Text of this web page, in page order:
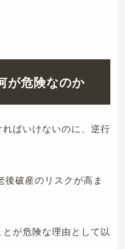
が危険なのか
ばいけないのに、逆行
破産のリスクが高ま
が危険な理由として以